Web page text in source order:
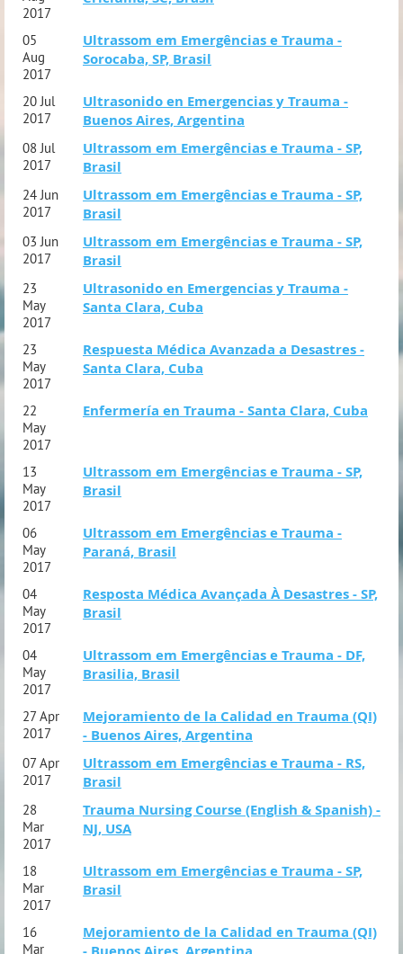
2017
05
Aug
2017
Ultrassom em Emergências e Trauma -
Sorocaba, SP, Brasil
20 Jul
2017
Ultrasonido en Emergencias y Trauma -
Buenos Aires, Argentina
08 Jul
2017
Ultrassom em Emergências e Trauma - SP,
Brasil
24 Jun
2017
Ultrassom em Emergências e Trauma - SP,
Brasil
03 Jun
2017
Ultrassom em Emergências e Trauma - SP,
Brasil
23
May
2017
Ultrasonido en Emergencias y Trauma -
Santa Clara, Cuba
23
May
2017
Respuesta Médica Avanzada a Desastres -
Santa Clara, Cuba
22
May
2017
Enfermería en Trauma - Santa Clara, Cuba
13
May
2017
Ultrassom em Emergências e Trauma - SP,
Brasil
06
May
2017
Ultrassom em Emergências e Trauma -
Paraná, Brasil
04
May
2017
Resposta Médica Avançada À Desastres - SP,
Brasil
04
May
2017
Ultrassom em Emergências e Trauma - DF,
Brasilia, Brasil
27 Apr
2017
Mejoramiento de la Calidad en Trauma (QI)
- Buenos Aires, Argentina
07 Apr
2017
Ultrassom em Emergências e Trauma - RS,
Brasil
28
Mar
2017
Trauma Nursing Course (English & Spanish) -
NJ, USA
18
Mar
2017
Ultrassom em Emergências e Trauma - SP,
Brasil
16
Mar
Mejoramiento de la Calidad en Trauma (QI)